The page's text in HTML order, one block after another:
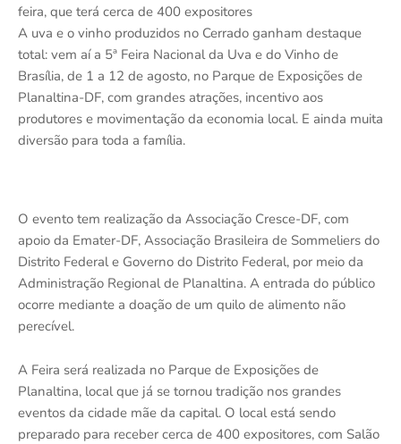
feira, que terá cerca de 400 expositores
A uva e o vinho produzidos no Cerrado ganham destaque
total: vem aí a 5ª Feira Nacional da Uva e do Vinho de
Brasília, de 1 a 12 de agosto, no Parque de Exposições de
Planaltina-DF, com grandes atrações, incentivo aos
produtores e movimentação da economia local. E ainda muita
diversão para toda a família.
O evento tem realização da Associação Cresce-DF, com
apoio da Emater-DF, Associação Brasileira de Sommeliers do
Distrito Federal e Governo do Distrito Federal, por meio da
Administração Regional de Planaltina. A entrada do público
ocorre mediante a doação de um quilo de alimento não
perecível.
A Feira será realizada no Parque de Exposições de
Planaltina, local que já se tornou tradição nos grandes
eventos da cidade mãe da capital. O local está sendo
preparado para receber cerca de 400 expositores, com Salão